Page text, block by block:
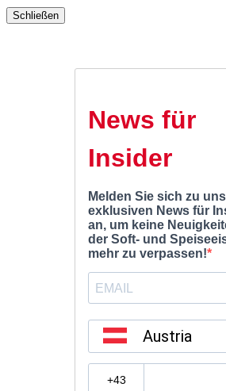
Schließen